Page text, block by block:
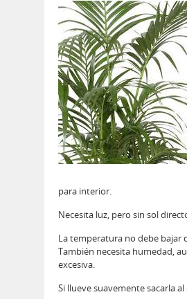
para interior.
Necesita luz, pero sin sol
La temperatura no debe bajar
También necesita humedad,
excesiva.
Si llueve suavemente sacarla